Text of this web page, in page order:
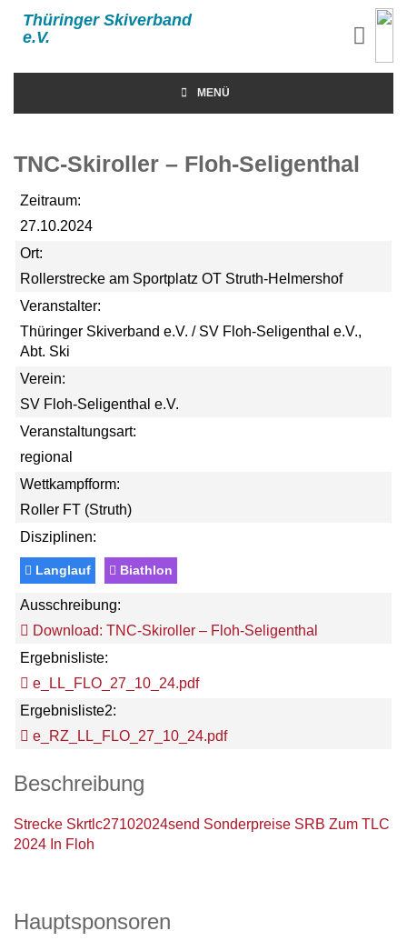
Thüringer Skiverband
e.V.
MENÜ
TNC-Skiroller – Floh-Seligenthal
Zeitraum:
27.10.2024
Ort:
Rollerstrecke am Sportplatz OT Struth-Helmershof
Veranstalter:
Thüringer Skiverband e.V. / SV Floh-Seligenthal e.V.,
Abt. Ski
Verein:
SV Floh-Seligenthal e.V.
Veranstaltungsart:
regional
Wettkampfform:
Roller FT (Struth)
Disziplinen:
Langlauf Biathlon
Ausschreibung:
Download: TNC-Skiroller – Floh-Seligenthal
Ergebnisliste:
e_LL_FLO_27_10_24.pdf
Ergebnisliste2:
e_RZ_LL_FLO_27_10_24.pdf
Beschreibung
Strecke Skrtlc27102024send Sonderpreise SRB Zum TLC
2024 In Floh
Hauptsponsoren